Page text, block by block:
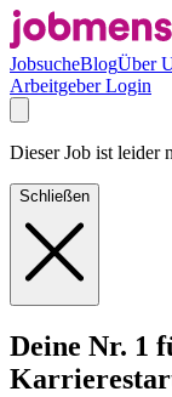
JobsucheBlogÜber
Arbeitgeber Login
Dieser Job ist leider
Schließen
Deine Nr. 1